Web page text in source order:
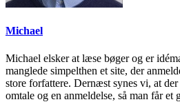
Michael
Michael elsker at læse bøger og er
manglede simpelthen et site, der
store forfattere. Dernæst synes vi, at
omtale og en anmeldelse, så man får